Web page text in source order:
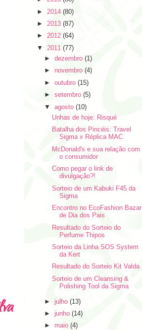
► 2014 (80)
► 2013 (87)
► 2012 (64)
▼ 2011 (77)
►dezembro(1)
► novembro(4)
►outubro(15)
►setembro(5)
▼agosto(10)
Unhas de hoje: Risqué
Batalha dos Pincéis: Travel
Sigma x Réplica MAC
McDonald's e sua relação com
o consumidor
Como pegar o link de
divulgação?!
Sorteio de um Kabuki F45 da
Sigma
Encontro no EcoFashion Bazar
de Dia dos Pais
Resultado do Sorteio do
Perfume Thipos
Sorteio da Linha SOS System
da Kert
Resultado do Sorteio Kit Valda
Sorteio de um Cleansing &
Polishing Tool da Sigma
►julho(13)
►junho(14)
► maio(4)